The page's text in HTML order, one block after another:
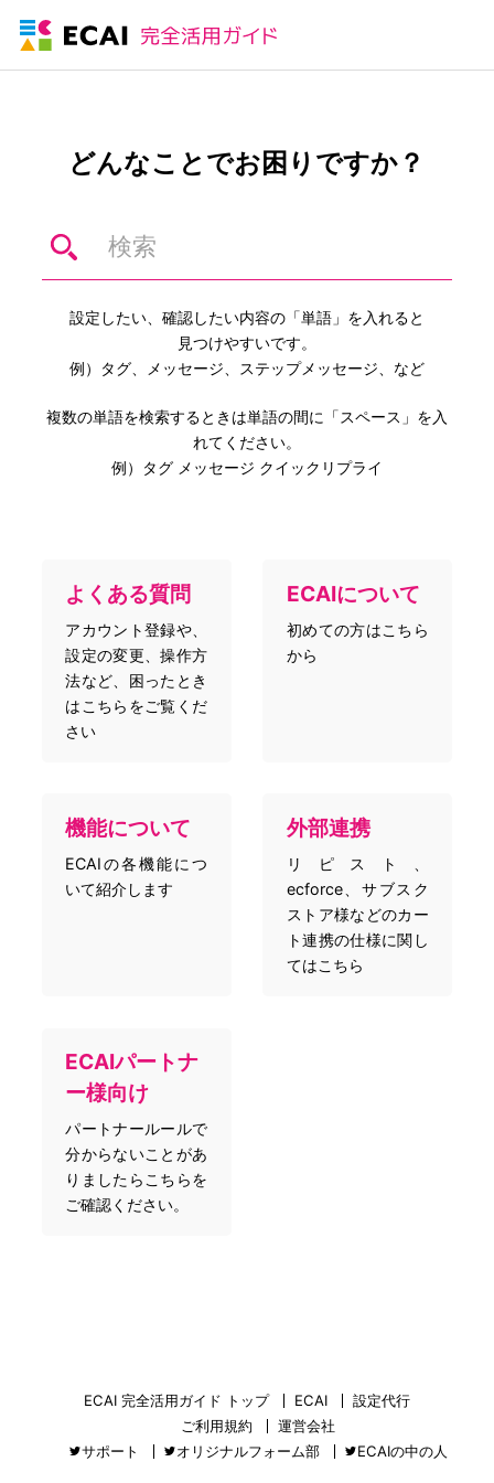
どんなことでお困りですか？
設定したい、確認したい内容の「単語」を入れると
見つけやすいです。
例）タグ、メッセージ、ステップメッセージ、など
複数の単語を検索するときは単語の間に「スペース」を入
れてください。
例）タグ メッセージ クイックリプライ
よくある質問
アカウント登録や、
設定の変更、操作方
法など、困ったとき
はこちらをご覧くだ
さい
ECAIについて
初めての方はこちら
から
機能について
ECAIの各機能につ
いて紹介します
外部連携
リピスト、
ecforce、サブスク
ストア様などのカー
ト連携の仕様に関し
てはこちら
ECAIパートナ
ー様向け
パートナールールで
分からないことがあ
りましたらこちらを
ご確認ください。
ECAI 完全活用ガイド トップ ECAI
設定代行
ご利用規約
運営会社
サポート
オリジナルフォーム部 ECAIの中の人